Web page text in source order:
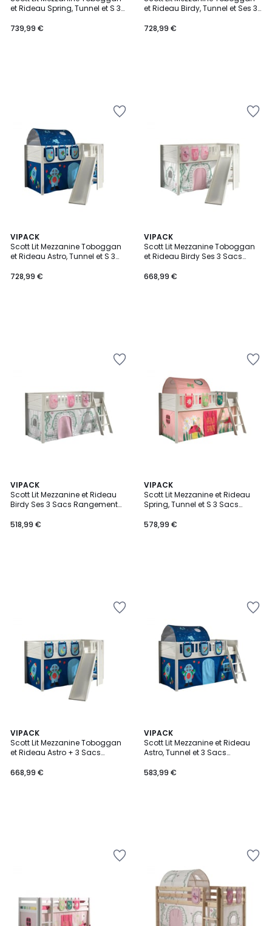
et Rideau Spring, Tunnel et S 3
739,99 €
et Rideau Birdy, Tunnel et Ses 3
728,99 €
VIPACK
Scott Lit Mezzanine Toboggan
et Rideau Astro, Tunnel et S 3
728,99 €
VIPACK
Scott Lit Mezzanine Toboggan
et Rideau Birdy Ses 3 Sacs
668,99 €
VIPACK
Scott Lit Mezzanine et Rideau
Birdy Ses 3 Sacs Rangement
518,99 €
VIPACK
Scott Lit Mezzanine et Rideau
Spring, Tunnel et S 3 Sacs
578,99 €
VIPACK
Scott Lit Mezzanine Toboggan
et Rideau Astro + 3 Sacs
668,99 €
VIPACK
Scott Lit Mezzanine et Rideau
Astro, Tunnel et 3 Sacs
583,99 €